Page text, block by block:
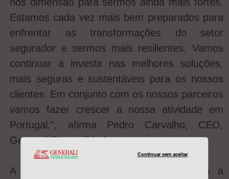
Estamos cada vez mais bem preparados para
enfrentar as transformações do setor
segurador e sermos mais resilientes. Vamos
continuar a investir nas melhores soluções,
mais seguras e sustentáveis para os nossos
clientes. Em conjunto com os nossos parceiros
vamos fazer crescer a nossa atividade em
Portugal.”, afirma Pedro Carvalho, CEO,
Generali Tranquilidade.
A nova marca, em co-brand, simboliza a
Continuar sem aceitar